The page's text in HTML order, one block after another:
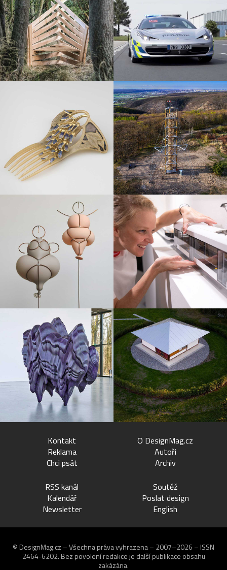
Kontakt
Reklama
Chci psát
O DesignMag.cz
Autoři
Archiv
RSS kanál
Kalendář
Newsletter
Soutěž
Poslat design
English
© DesignMag.cz – Všechna práva vyhrazena – 2007–2026 – ISSN
2464-6202. Bez povolení redakce je další publikace obsahu
zakázána.